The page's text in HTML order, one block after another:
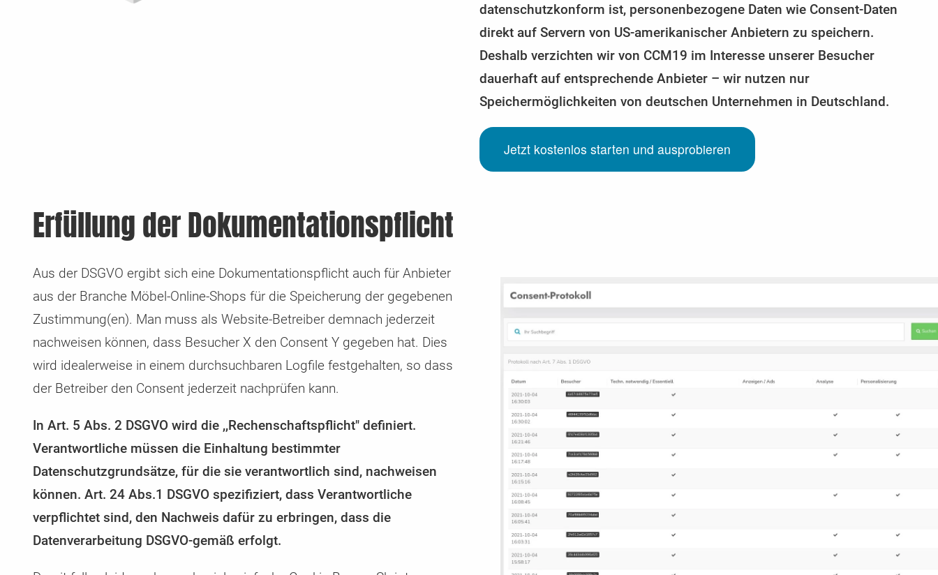
datenschutzkonform ist, personenbezogene Daten wie Consent-Daten
direkt auf Servern von US-amerikanischer Anbietern zu speichern.
Deshalb verzichten wir von CCM19 im Interesse unserer Besucher
dauerhaft auf entsprechende Anbieter – wir nutzen nur
Speichermöglichkeiten von deutschen Unternehmen in Deutschland.
Jetzt kostenlos starten und ausprobieren
Erfüllung der Dokumentationspflicht
Aus der DSGVO ergibt sich eine Dokumentationspflicht auch für Anbieter
aus der Branche Möbel-Online-Shops für die Speicherung der gegebenen
Zustimmung(en). Man muss als Website-Betreiber demnach jederzeit
nachweisen können, dass Besucher X den Consent Y gegeben hat. Dies
wird idealerweise in einem durchsuchbaren Logfile festgehalten, so dass
der Betreiber den Consent jederzeit nachprüfen kann.
In Art. 5 Abs. 2 DSGVO wird die ,,Rechenschaftspflicht" definiert.
Verantwortliche müssen die Einhaltung bestimmter
Datenschutzgrundsätze, für die sie verantwortlich sind, nachweisen
können. Art. 24 Abs.1 DSGVO spezifiziert, dass Verantwortliche
verpflichtet sind, den Nachweis dafür zu erbringen, dass die
Datenverarbeitung DSGVO-gemäß erfolgt.